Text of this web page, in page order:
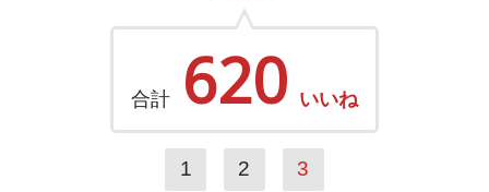
合計 620 いいね
1 2 3